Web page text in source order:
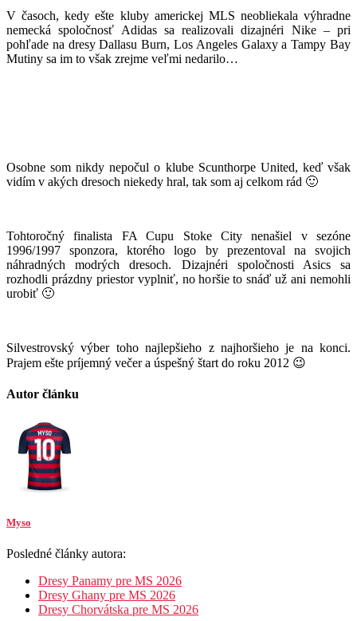
V časoch, kedy ešte kluby americkej MLS neobliekala výhradne
nemecká spoločnosť Adidas sa realizovali dizajnéri Nike – pri
pohľade na dresy Dallasu Burn, Los Angeles Galaxy a Tampy Bay
Mutiny sa im to však zrejme veľmi nedarilo…
Osobne som nikdy nepočul o klube Scunthorpe United, keď však
vidím v akých dresoch niekedy hral, tak som aj celkom rád 🙂
Tohtoročný finalista FA Cupu Stoke City nenašiel v sezóne
1996/1997 sponzora, ktorého logo by prezentoval na svojich
náhradných modrých dresoch. Dizajnéri spoločnosti Asics sa
rozhodli prázdny priestor vyplniť, no horšie to snáď už ani nemohli
urobiť 🙂
Silvestrovský výber toho najlepšieho z najhoršieho je na konci.
Prajem ešte príjemný večer a úspešný štart do roku 2012 😉
Autor článku
Myso
Posledné články autora:
Dresy Panamy pre MS 2026
Dresy Ghany pre MS 2026
Dresy Chorvátska pre MS 2026